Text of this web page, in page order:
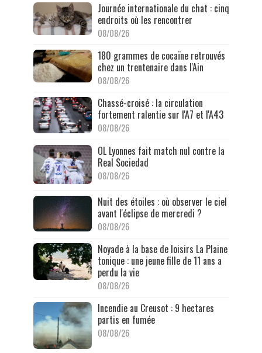
Journée internationale du chat : cinq
endroits où les rencontrer
08/08/26
180 grammes de cocaïne retrouvés
chez un trentenaire dans l'Ain
08/08/26
Chassé-croisé : la circulation
fortement ralentie sur l'A7 et l'A43
08/08/26
OL Lyonnes fait match nul contre la
Real Sociedad
08/08/26
Nuit des étoiles : où observer le ciel
avant l'éclipse de mercredi ?
08/08/26
Noyade à la base de loisirs La Plaine
tonique : une jeune fille de 11 ans a
perdu la vie
08/08/26
Incendie au Creusot : 9 hectares
partis en fumée
08/08/26